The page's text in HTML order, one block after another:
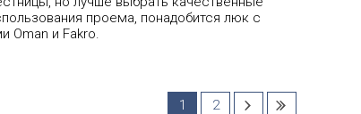
проема, понадобится люк с
Oman и Fakro.
1 2